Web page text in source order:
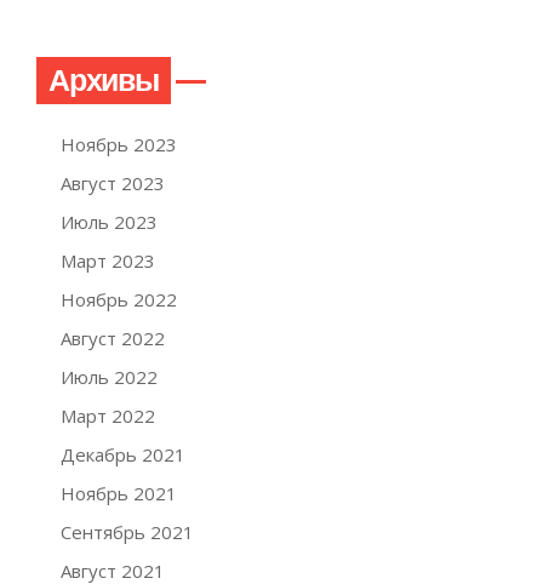
Архивы
Ноябрь 2023
Август 2023
Июль 2023
Март 2023
Ноябрь 2022
Август 2022
Июль 2022
Март 2022
Декабрь 2021
Ноябрь 2021
Сентябрь 2021
Август 2021